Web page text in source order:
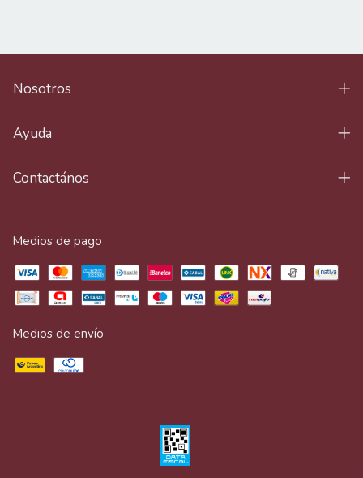
Nosotros
Ayuda
Contactános
Medios de pago
Medios de envío